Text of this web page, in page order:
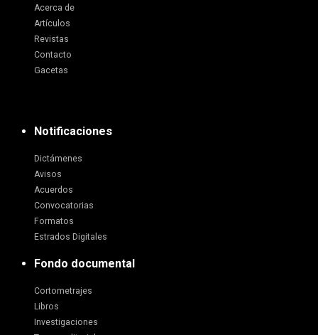
Acerca de
Artículos
Revistas
Contacto
Gacetas
Notificaciones
Dictámenes
Avisos
Acuerdos
Convocatorias
Formatos
Estrados Digitales
Fondo documental
Cortometrajes
Libros
Investigaciones